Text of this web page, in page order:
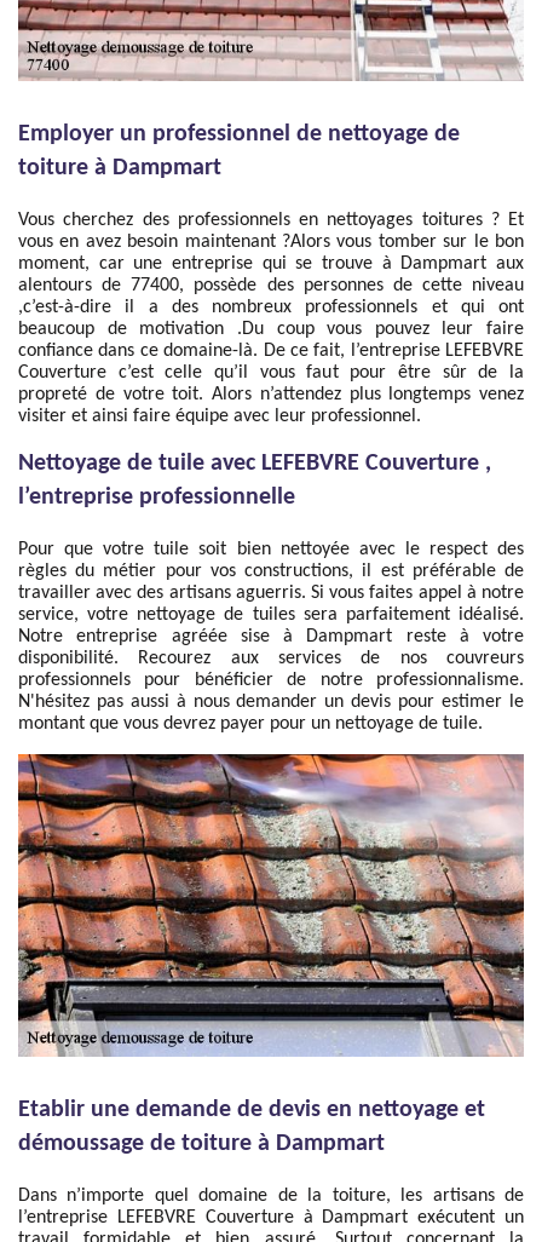
Employer un professionnel de nettoyage de
toiture à Dampmart
Vous cherchez des professionnels en nettoyages toitures ? Et
vous en avez besoin maintenant ?Alors vous tomber sur le bon
moment, car une entreprise qui se trouve à Dampmart aux
alentours de 77400, possède des personnes de cette niveau
,c’est-à-dire il a des nombreux professionnels et qui ont
beaucoup de motivation .Du coup vous pouvez leur faire
confiance dans ce domaine-là. De ce fait, l’entreprise LEFEBVRE
Couverture c’est celle qu’il vous faut pour être sûr de la
propreté de votre toit. Alors n’attendez plus longtemps venez
visiter et ainsi faire équipe avec leur professionnel.
Nettoyage de tuile avec LEFEBVRE Couverture ,
l’entreprise professionnelle
Pour que votre tuile soit bien nettoyée avec le respect des
règles du métier pour vos constructions, il est préférable de
travailler avec des artisans aguerris. Si vous faites appel à notre
service, votre nettoyage de tuiles sera parfaitement idéalisé.
Notre entreprise agréée sise à Dampmart reste à votre
disponibilité. Recourez aux services de nos couvreurs
professionnels pour bénéficier de notre professionnalisme.
N'hésitez pas aussi à nous demander un devis pour estimer le
montant que vous devrez payer pour un nettoyage de tuile.
Etablir une demande de devis en nettoyage et
démoussage de toiture à Dampmart
Dans n’importe quel domaine de la toiture, les artisans de
l’entreprise LEFEBVRE Couverture à Dampmart exécutent un